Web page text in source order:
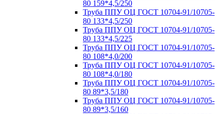
80 159*4,5/250
Труба ППУ ОЦ ГОСТ 10704-91/10705-
80 133*4,5/250
Труба ППУ ОЦ ГОСТ 10704-91/10705-
80 133*4,5/225
Труба ППУ ОЦ ГОСТ 10704-91/10705-
80 108*4,0/200
Труба ППУ ОЦ ГОСТ 10704-91/10705-
80 108*4,0/180
Труба ППУ ОЦ ГОСТ 10704-91/10705-
80 89*3,5/180
Труба ППУ ОЦ ГОСТ 10704-91/10705-
80 89*3,5/160